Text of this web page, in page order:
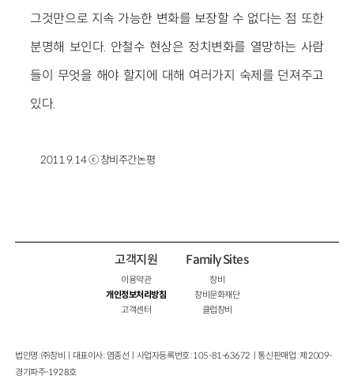
그것만으로 지속 가능한 변화를 보장할 수 없다는 점 또한
분명해 보인다. 안철수 현상은 정치변화를 열망하는 사람
들이 무엇을 해야 할지에 대해 여러가지 숙제를 던져주고
있다.
2011.9.14 ⓒ 창비주간논평
고객지원
이용약관
개인정보처리방침
고객센터
Family Sites
창비
창비문화재단
클럽창비
법인명 : ㈜창비ㅣ대표이사 : 염종선ㅣ사업자등록번호 : 105-81-63672ㅣ통신판매업 : 제 2009-
경기파주-1928호